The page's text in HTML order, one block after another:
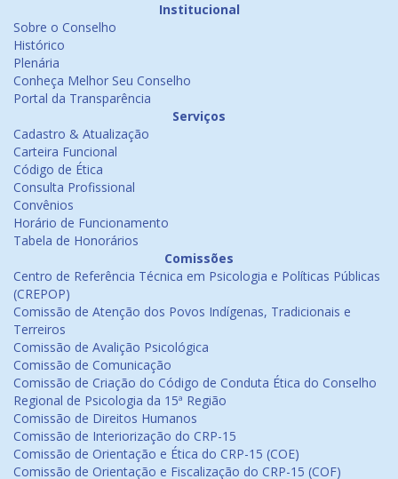
Institucional
Sobre o Conselho
Histórico
Plenária
Conheça Melhor Seu Conselho
Portal da Transparência
Serviços
Cadastro & Atualização
Carteira Funcional
Código de Ética
Consulta Profissional
Convênios
Horário de Funcionamento
Tabela de Honorários
Comissões
Centro de Referência Técnica em Psicologia e Políticas Públicas
(CREPOP)
Comissão de Atenção dos Povos Indígenas, Tradicionais e
Terreiros
Comissão de Avalição Psicológica
Comissão de Comunicação
Comissão de Criação do Código de Conduta Ética do Conselho
Regional de Psicologia da 15ª Região
Comissão de Direitos Humanos
Comissão de Interiorização do CRP-15
Comissão de Orientação e Ética do CRP-15 (COE)
Comissão de Orientação e Fiscalização do CRP-15 (COF)